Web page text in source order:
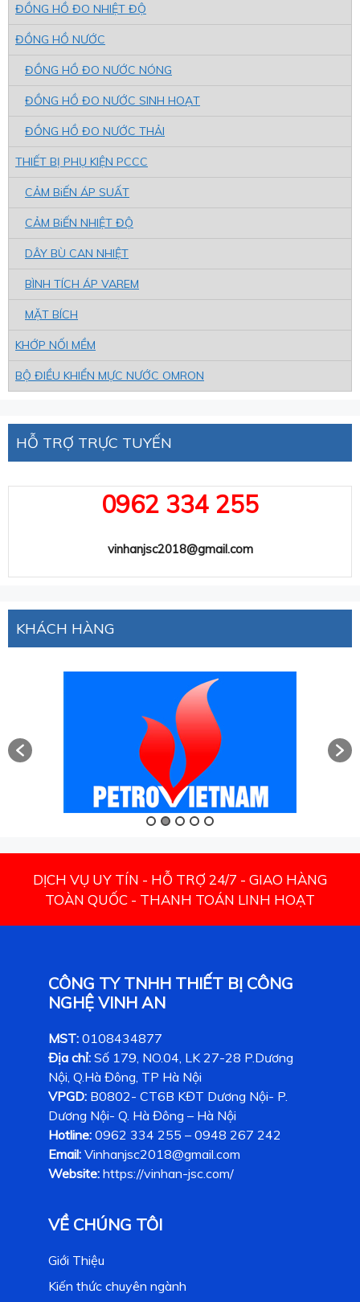
ĐỒNG HỒ ĐO NHIỆT ĐỘ
ĐỒNG HỒ NƯỚC
ĐỒNG HỒ ĐO NƯỚC NÓNG
ĐỒNG HỒ ĐO NƯỚC SINH HOẠT
ĐỒNG HỒ ĐO NƯỚC THẢI
THIẾT BỊ PHỤ KIỆN PCCC
CẢM BiẾN ÁP SUẤT
CẢM BiẾN NHIỆT ĐỘ
DÂY BÙ CAN NHIỆT
BÌNH TÍCH ÁP VAREM
MẶT BÍCH
KHỚP NỐI MỀM
BỘ ĐIỀU KHIỂN MỰC NƯỚC OMRON
HỖ TRỢ TRỰC TUYẾN
0962 334 255
vinhanjsc2018@gmail.com
KHÁCH HÀNG
DỊCH VỤ UY TÍN - HỖ TRỢ 24/7 - GIAO HÀNG
TOÀN QUỐC - THANH TOÁN LINH HOẠT
CÔNG TY TNHH THIẾT BỊ CÔNG
NGHỆ VINH AN
MST: 0108434877
Địa chỉ: Số 179, NO.04, LK 27-28 P.Dương
Nội, Q.Hà Đông, TP Hà Nội
VPGD: B0802- CT6B KĐT Dương Nội- P.
Dương Nội- Q. Hà Đông – Hà Nội
Hotline: 0962 334 255 – 0948 267 242
Email: Vinhanjsc2018@gmail.com
Website: https://vinhan-jsc.com/
VỀ CHÚNG TÔI
Giới Thiệu
Kiến thức chuyên ngành